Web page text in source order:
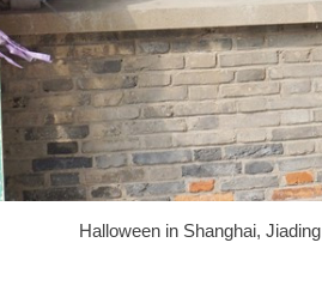
Halloween in Shanghai, Jiading